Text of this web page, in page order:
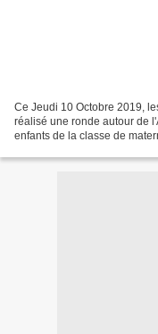
Ce Jeudi 10 Octobre 2019,
réalisé une ronde autour de
enfants de la classe de